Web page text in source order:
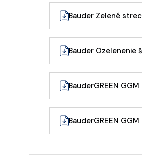
Bauder Zelené
Bauder Ozelenenie
BauderGREEN
BauderGREEN